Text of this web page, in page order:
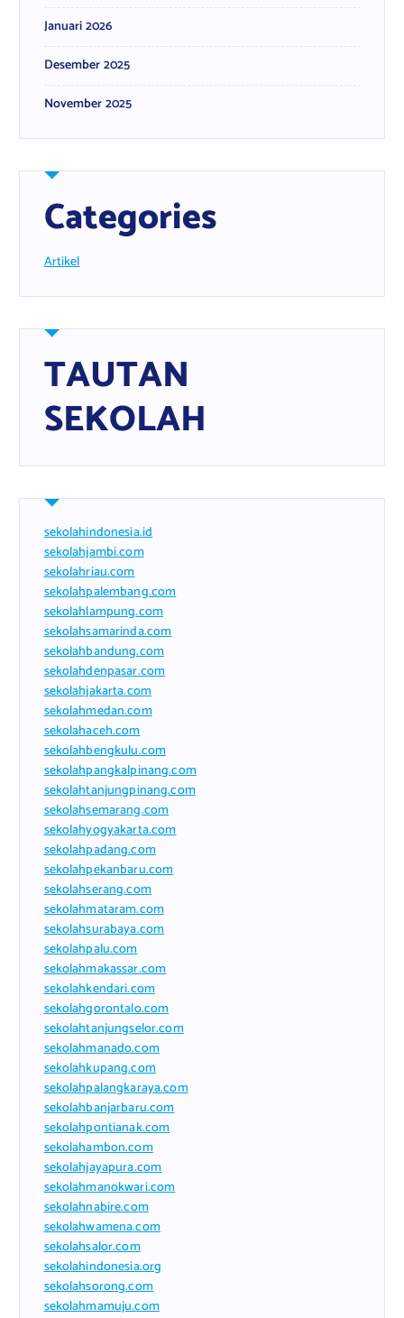
Januari 2026
Desember 2025
November 2025
Categories
Artikel
TAUTAN
SEKOLAH
sekolahindonesia.id
sekolahjambi.com
sekolahriau.com
sekolahpalembang.com
sekolahlampung.com
sekolahsamarinda.com
sekolahbandung.com
sekolahdenpasar.com
sekolahjakarta.com
sekolahmedan.com
sekolahaceh.com
sekolahbengkulu.com
sekolahpangkalpinang.com
sekolahtanjungpinang.com
sekolahsemarang.com
sekolahyogyakarta.com
sekolahpadang.com
sekolahpekanbaru.com
sekolahserang.com
sekolahmataram.com
sekolahsurabaya.com
sekolahpalu.com
sekolahmakassar.com
sekolahkendari.com
sekolahgorontalo.com
sekolahtanjungselor.com
sekolahmanado.com
sekolahkupang.com
sekolahpalangkaraya.com
sekolahbanjarbaru.com
sekolahpontianak.com
sekolahambon.com
sekolahjayapura.com
sekolahmanokwari.com
sekolahnabire.com
sekolahwamena.com
sekolahsalor.com
sekolahindonesia.org
sekolahsorong.com
sekolahmamuju.com